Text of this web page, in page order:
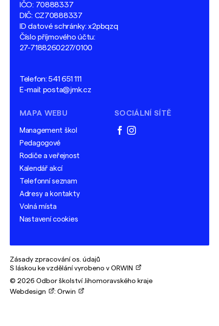
IČO: 70888337
DIČ: CZ70888337
ID datové schránky: x2pbqzq
Číslo příjmového účtu:
27-7188260227/0100
Telefon:541 651 111
E-mail: posta@jmk.cz
MAPA WEBU
Management škol
Pedagogové
Rodiče a veřejnost
Kalendář akcí
Telefonní seznam
Adresy a kontakty
Volná místa
Nastavení cookies
SOCIÁLNÍ SÍTĚ
facebook
instagram
Zásady zpracování os. údajů
S láskou ke vzdělání vyrobeno v ORWIN
© 2026 Odbor školství Jihomoravského kraje
Webdesign
: Orwin